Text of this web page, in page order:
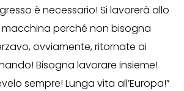
è necessario! Si lavorerà allo
macchina perché non bisogna
ovviamente, ritornate ai
Bisogna lavorare insieme!
sempre! Lunga vita all’Europa!”